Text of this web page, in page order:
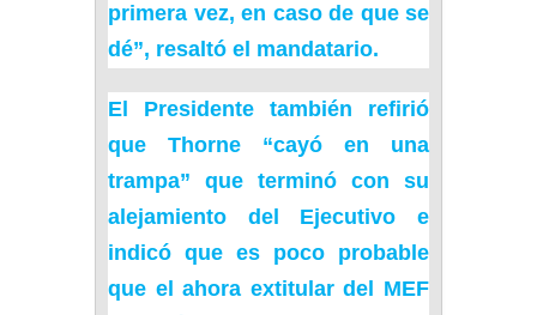
primera vez, en caso de que se
dé”, resaltó el mandatario.
El Presidente también refirió
que
Thorne
“cayó en una
trampa” que terminó con su
alejamiento del Ejecutivo e
indicó que es poco probable
que el ahora extitular del MEF